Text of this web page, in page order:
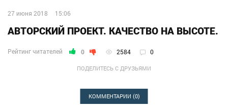
27 июня 2018 15:06
ПОДЕЛИТЕСЬ С ДРУЗЬЯМИ
АВТОРСКИЙ ПРОЕКТ. КАЧЕСТВО НА ВЫСОТЕ.
Рейтинг читателей 0 2584 0
КОММЕНТАРИИ (0)